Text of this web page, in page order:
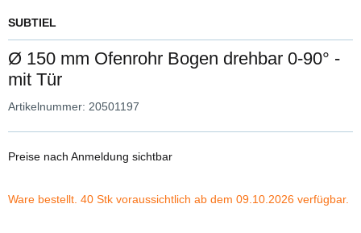
SUBTIEL
Ø 150 mm Ofenrohr Bogen drehbar 0-90° -
mit Tür
Artikelnummer: 20501197
Preise nach Anmeldung sichtbar
Ware bestellt. 40 Stk voraussichtlich ab dem 09.10.2026 verfügbar.